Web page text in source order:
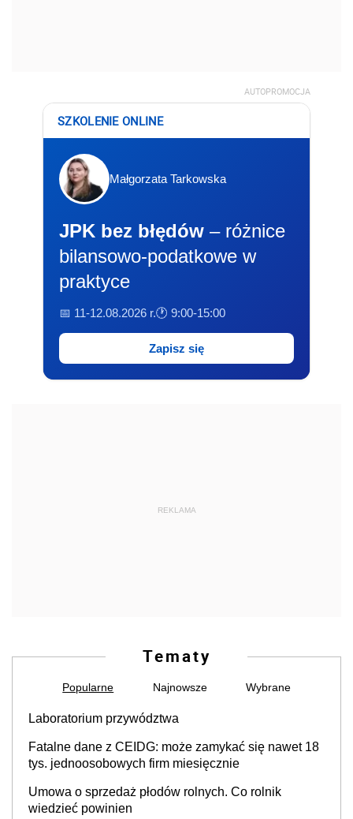
AUTOPROMOCJA
SZKOLENIE ONLINE
Małgorzata Tarkowska
JPK bez błędów – różnice
bilansowo-podatkowe w
praktyce
📅 11-12.08.2026 r.🕐 9:00-15:00
Zapisz się
REKLAMA
Tematy
Popularne Najnowsze Wybrane
Laboratorium przywództwa
Fatalne dane z CEIDG: może zamykać się nawet 18
tys. jednoosobowych firm miesięcznie
Umowa o sprzedaż płodów rolnych. Co rolnik
wiedzieć powinien